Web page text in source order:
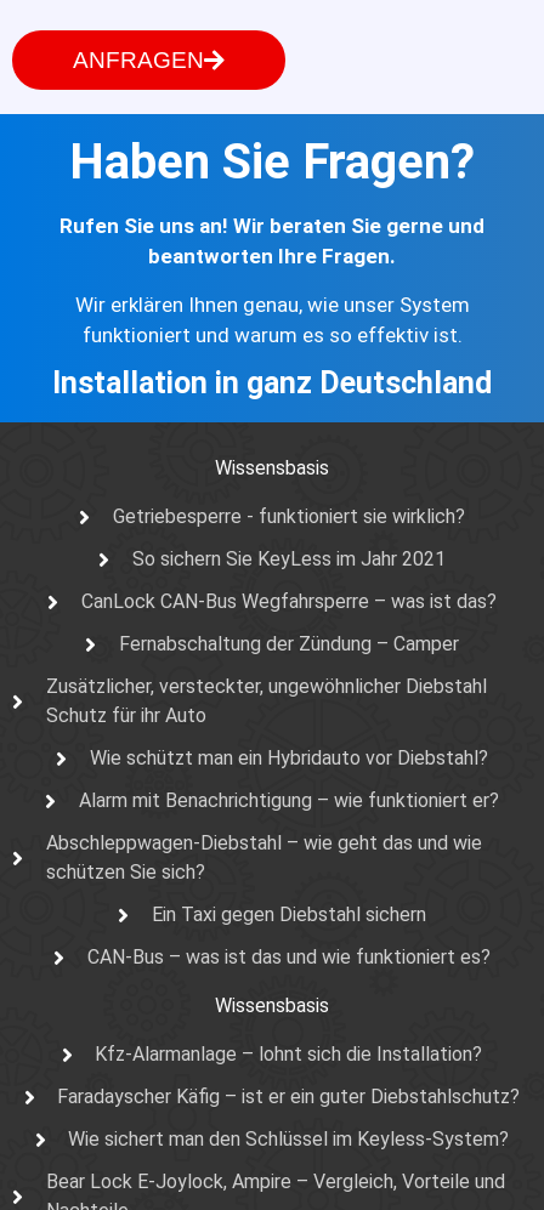
ANFRAGEN
Haben Sie Fragen?
Rufen Sie uns an! Wir beraten Sie gerne und
beantworten Ihre Fragen.
Wir erklären Ihnen genau, wie unser System
funktioniert und warum es so effektiv ist.
Installation in ganz Deutschland
Wissensbasis
Getriebesperre - funktioniert sie wirklich?
So sichern Sie KeyLess im Jahr 2021
CanLock CAN-Bus Wegfahrsperre – was ist das?
Fernabschaltung der Zündung – Camper
Zusätzlicher, versteckter, ungewöhnlicher Diebstahl
Schutz für ihr Auto
Wie schützt man ein Hybridauto vor Diebstahl?
Alarm mit Benachrichtigung – wie funktioniert er?
Abschleppwagen-Diebstahl – wie geht das und wie
schützen Sie sich?
Ein Taxi gegen Diebstahl sichern
CAN-Bus – was ist das und wie funktioniert es?
Wissensbasis
Kfz-Alarmanlage – lohnt sich die Installation?
Faradayscher Käfig – ist er ein guter Diebstahlschutz?
Wie sichert man den Schlüssel im Keyless-System?
Bear Lock E-Joylock, Ampire – Vergleich, Vorteile und